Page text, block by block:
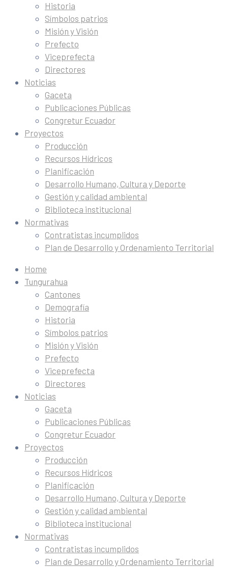
Historia
Símbolos patrios
Misión y Visión
Prefecto
Viceprefecta
Directores
Noticias
Gaceta
Publicaciones Públicas
Congretur Ecuador
Proyectos
Producción
Recursos Hídricos
Planificación
Desarrollo Humano, Cultura y Deporte
Gestión y calidad ambiental
Biblioteca institucional
Normativas
Contratistas incumplidos
Plan de Desarrollo y Ordenamiento Territorial
Home
Tungurahua
Cantones
Demografía
Historia
Símbolos patrios
Misión y Visión
Prefecto
Viceprefecta
Directores
Noticias
Gaceta
Publicaciones Públicas
Congretur Ecuador
Proyectos
Producción
Recursos Hídricos
Planificación
Desarrollo Humano, Cultura y Deporte
Gestión y calidad ambiental
Biblioteca institucional
Normativas
Contratistas incumplidos
Plan de Desarrollo y Ordenamiento Territorial